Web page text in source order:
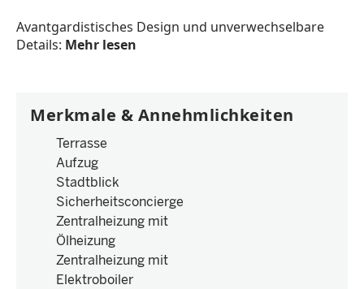
Avantgardistisches Design und unverwechselbare
Details: Mehr lesen
Merkmale & Annehmlichkeiten
Terrasse
Aufzug
Stadtblick
Sicherheitsconcierge
Zentralheizung mit
Ölheizung
Zentralheizung mit
Elektroboiler